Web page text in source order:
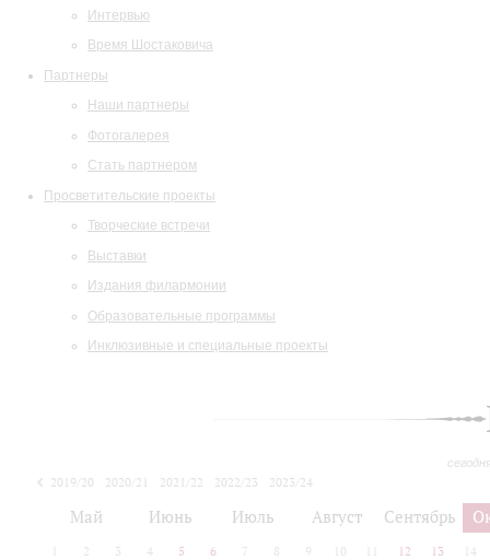
Интервью
Время Шостаковича
Партнеры
Наши партнеры
Фотогалерея
Стать партнером
Просветительские проекты
Творческие встречи
Выставки
Издания филармонии
Образовательные программы
Инклюзивные и специальные проекты
2019/20 2020/21 2021/22 2022/23
2023/24
Май Июнь Июль Август Сентябрь
2 3 4 5 6 7 8 9 10 12 13 14